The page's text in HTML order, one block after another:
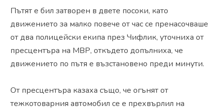
Пътят е бил затворен в двете посоки, като
движението за малко повече от час се пренасочваше
от два полицейски екипа през Чифлик, уточниха от
пресцентъра на МВР, откъдето допълниха, че
движението по пътя е възстановено преди минути.
От пресцентъра казаха също, че огънят от
тежкотоварния автомобил се е прехвърлил на